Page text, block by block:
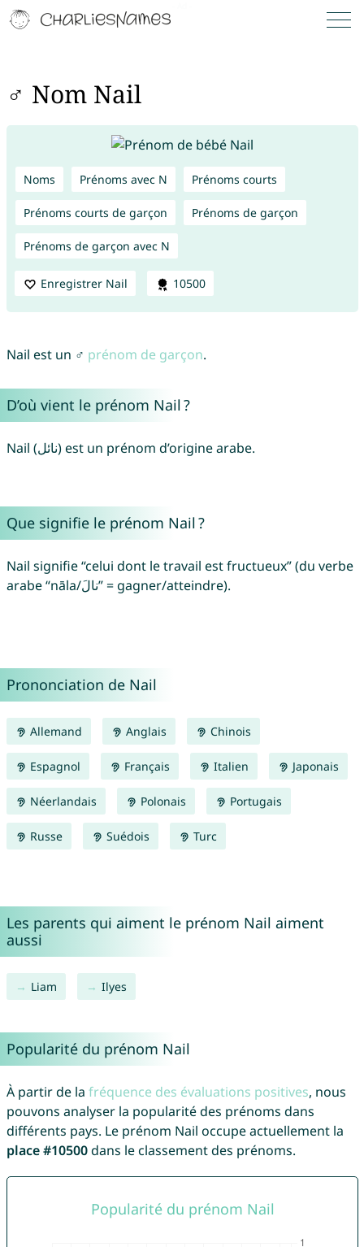
♂ Nom Nail
Noms Prénoms avec N Prénoms courts
Prénoms courts de garçon Prénoms de garçon
Prénoms de garçon avec N
Enregistrer Nail 10500
Nail est un ♂ prénom de garçon.
D’où vient le prénom Nail ?
Nail (نائل‎) est un prénom d’origine arabe.
Que signifie le prénom Nail ?
Nail signifie “celui dont le travail est fructueux” (du verbe
arabe “nāla/نالَ” = gagner/atteindre).
Prononciation de Nail
Allemand Anglais Chinois
Espagnol Français Italien Japonais
Néerlandais Polonais Portugais
Russe Suédois Turc
Les parents qui aiment le prénom Nail aiment
aussi
Liam Ilyes
Popularité du prénom Nail
À partir de la fréquence des évaluations positives, nous
pouvons analyser la popularité des prénoms dans
différents pays. Le prénom Nail occupe actuellement la
place #10500dans le classement des prénoms.